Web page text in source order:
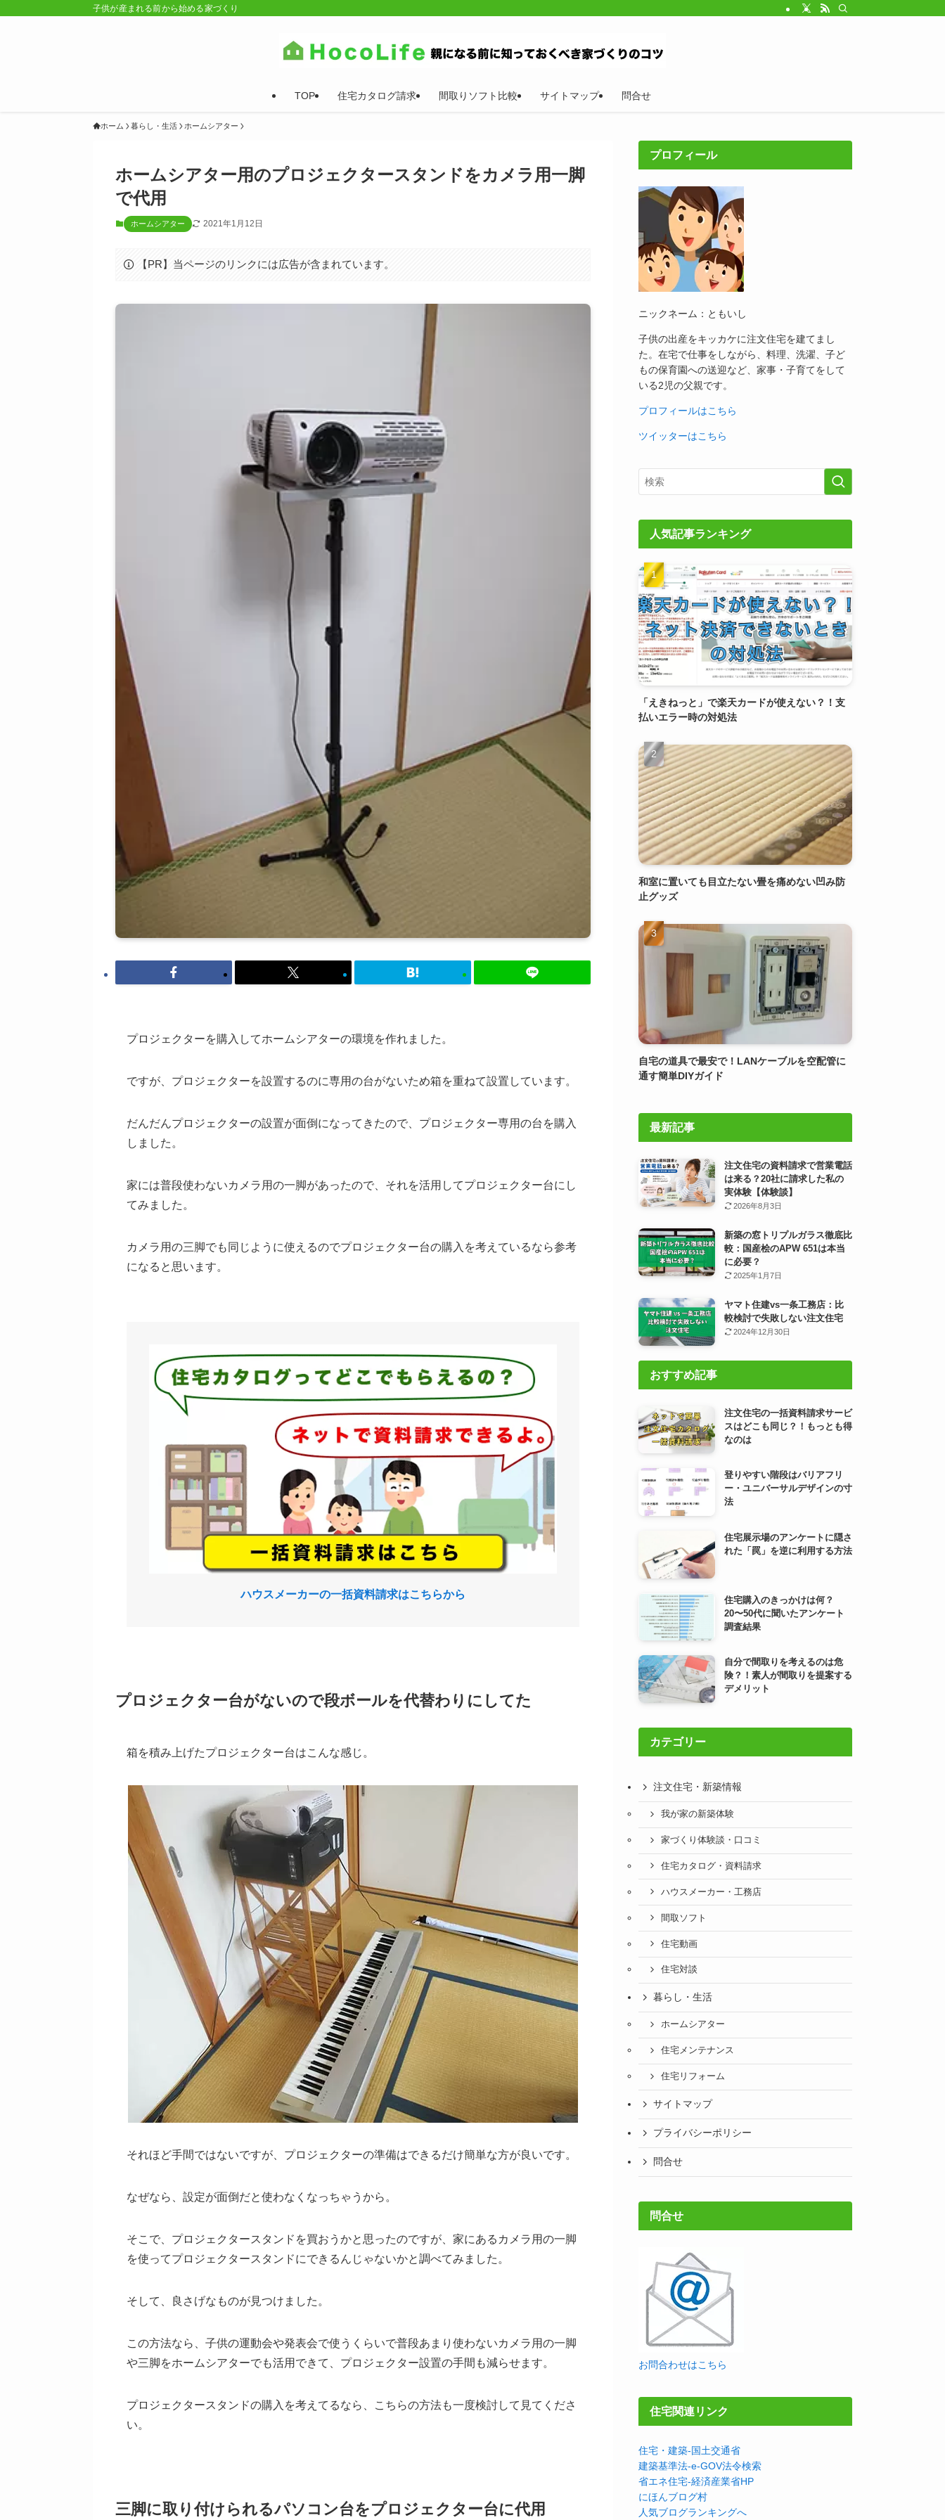
子供が産まれる前から始める家づくり
TOP 住宅カタログ請求 間取りソフト比較 サイトマップ 問合せ
ホーム 暮らし・生活 ホームシアター
ホームシアター用のプロジェクタースタンドをカメラ用一脚
で代用
ホームシアター 2021年1月12日
【PR】当ページのリンクには広告が含まれています。
プロジェクターを購入してホームシアターの環境を作れました。
ですが、プロジェクターを設置するのに専用の台がないため箱を重ねて設置しています。
だんだんプロジェクターの設置が面倒になってきたので、プロジェクター専用の台を購入
しました。
家には普段使わないカメラ用の一脚があったので、それを活用してプロジェクター台にし
てみました。
カメラ用の三脚でも同じように使えるのでプロジェクター台の購入を考えているなら参考
になると思います。
ハウスメーカーの一括資料請求はこちらから
プロジェクター台がないので段ボールを代替わりにしてた
箱を積み上げたプロジェクター台はこんな感じ。
それほど手間ではないですが、プロジェクターの準備はできるだけ簡単な方が良いです。
なぜなら、設定が面倒だと使わなくなっちゃうから。
そこで、プロジェクタースタンドを買おうかと思ったのですが、家にあるカメラ用の一脚
を使ってプロジェクタースタンドにできるんじゃないかと調べてみました。
そして、良さげなものが見つけました。
この方法なら、子供の運動会や発表会で使うくらいで普段あまり使わないカメラ用の一脚
や三脚をホームシアターでも活用できて、プロジェクター設置の手間も減らせます。
プロジェクタースタンドの購入を考えてるなら、こちらの方法も一度検討して見てくださ
い。
三脚に取り付けられるパソコン台をプロジェクター台に代用
プロフィール
ニックネーム：ともいし
子供の出産をキッカケに注文住宅を建てまし
た。在宅で仕事をしながら、料理、洗濯、子ど
もの保育園への送迎など、家事・子育てをして
いる2児の父親です。
プロフィールはこちら
ツイッターはこちら
人気記事ランキング
「えきねっと」で楽天カードが使えない？！支
払いエラー時の対処法
和室に置いても目立たない畳を痛めない凹み防
止グッズ
自宅の道具で最安で！LANケーブルを空配管に
通す簡単DIYガイド
最新記事
注文住宅の資料請求で営業電話
は来る？20社に請求した私の
実体験【体験談】
2026年8月3日
新築の窓トリプルガラス徹底比
較：国産桧のAPW 651は本当
に必要？
2025年1月7日
ヤマト住建vs一条工務店：比
較検討で失敗しない注文住宅
2024年12月30日
おすすめ記事
注文住宅の一括資料請求サービ
スはどこも同じ？！もっとも得
なのは
登りやすい階段はバリアフリ
ー・ユニバーサルデザインの寸
法
住宅展示場のアンケートに隠さ
れた「罠」を逆に利用する方法
住宅購入のきっかけは何？
20〜50代に聞いたアンケート
調査結果
自分で間取りを考えるのは危
険？！素人が間取りを提案する
デメリット
カテゴリー
注文住宅・新築情報
我が家の新築体験
家づくり体験談・口コミ
住宅カタログ・資料請求
ハウスメーカー・工務店
間取ソフト
住宅動画
住宅対談
暮らし・生活
ホームシアター
住宅メンテナンス
住宅リフォーム
サイトマップ
プライバシーポリシー
問合せ
問合せ
お問合わせはこちら
住宅関連リンク
住宅・建築-国土交通省
建築基準法-e-GOV法令検索
省エネ住宅-経済産業省HP
にほんブログ村
人気ブログランキングへ